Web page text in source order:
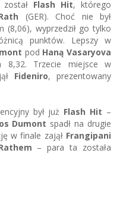
Flash Hit, którego
(GER). Choć nie był
(8,06), wyprzedził go tylko
punktów. Lepszy w
pod Haną Vasaryova
8,32. Trzecie miejsce w
Fideniro, prezentowany
był już Flash Hit –
Dumont spadł na drugie
w finale zajął Frangipani
– para ta została